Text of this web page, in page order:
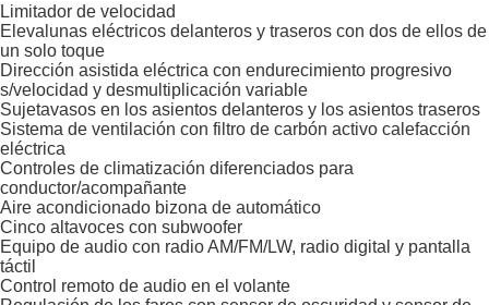
Limitador de velocidad
Elevalunas eléctricos delanteros y traseros con dos de ellos de
un solo toque
Dirección asistida eléctrica con endurecimiento progresivo
s/velocidad y desmultiplicación variable
Sujetavasos en los asientos delanteros y los asientos traseros
Sistema de ventilación con filtro de carbón activo calefacción
eléctrica
Controles de climatización diferenciados para
conductor/acompañante
Aire acondicionado bizona de automático
Cinco altavoces con subwoofer
Equipo de audio con radio AM/FM/LW, radio digital y pantalla
táctil
Control remoto de audio en el volante